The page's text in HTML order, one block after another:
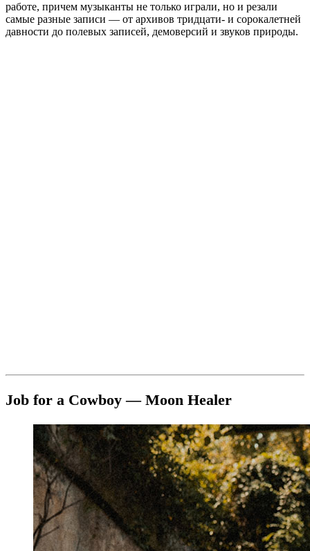
работе, причем музыканты не только играли, но и резали
самые разные записи — от архивов тридцати- и сорокалетней
давности до полевых записей, демоверсий и звуков природы.
Job for a Cowboy — Moon Healer